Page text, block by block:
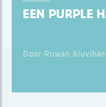
EEN PURPLE
Door Ruwan